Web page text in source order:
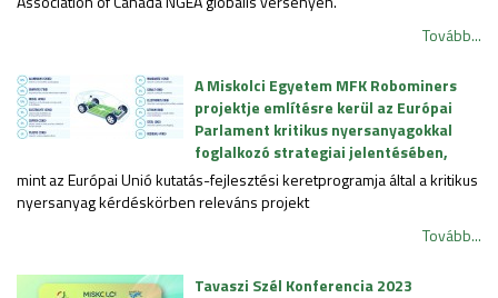
Tovább...
A Miskolci Egyetem MFK Robominers
projektje említésre kerül az Európai
Parlament kritikus nyersanyagokkal
foglalkozó strategiai jelentésében,
mint az Európai Unió kutatás-fejlesztési keretprogramja által a kritikus
nyersanyag kérdéskörben releváns projekt
Tovább...
Tavaszi Szél Konferencia 2023